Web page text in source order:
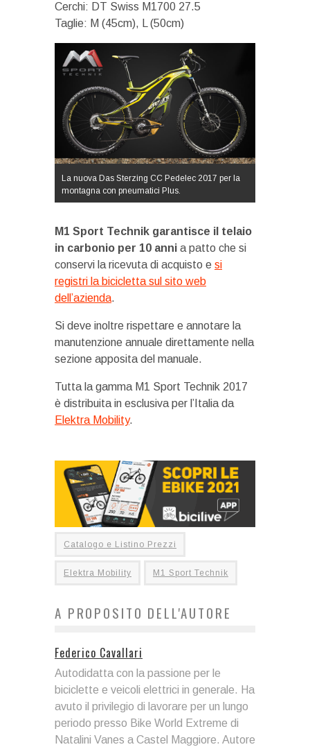
Cerchi: DT Swiss M1700 27.5
Taglie: M (45cm), L (50cm)
La nuova Das Sterzing CC Pedelec 2017 per la
montagna con pneumatici Plus.
M1 Sport Technik garantisce il telaio
in carbonio per 10 anni a patto che si
conservi la ricevuta di acquisto e si
registri la bicicletta sul sito web
dell’azienda.
Si deve inoltre rispettare e annotare la
manutenzione annuale direttamente nella
sezione apposita del manuale.
Tutta la gamma M1 Sport Technik 2017
è distribuita in esclusiva per l’Italia da
Elektra Mobility.
Catalogo e Listino Prezzi
Elektra Mobility M1 Sport Technik
A PROPOSITO DELL'AUTORE
Federico Cavallari
Autodidatta con la passione per le
biciclette e veicoli elettrici in generale. Ha
avuto il privilegio di lavorare per un lungo
periodo presso Bike World Extreme di
Natalini Vanes a Castel Maggiore. Autore